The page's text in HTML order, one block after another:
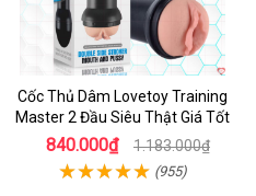
Cốc Thủ Dâm Lovetoy Training
Master 2 Đầu Siêu Thật Giá Tốt
840.000₫ 1.183.000₫
(955)